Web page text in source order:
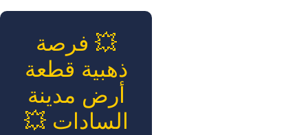
💥 فرصة
ذهبية قطعة
أرض مدينة
السادات 💥